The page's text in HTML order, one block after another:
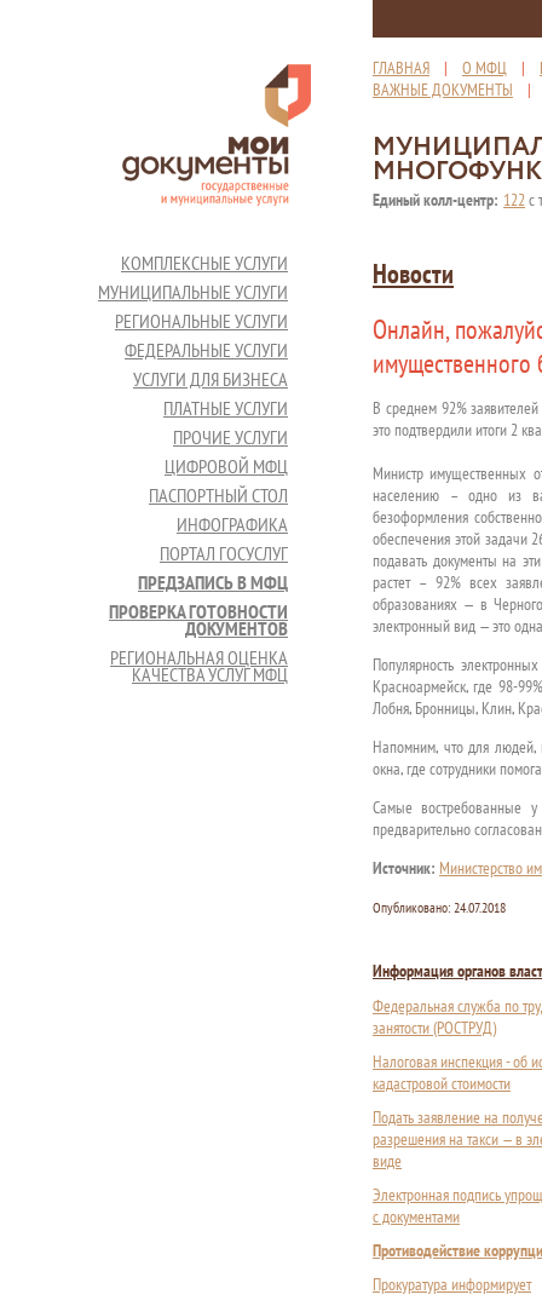
ГЛАВНАЯ | О МФЦ |
ВАЖНЫЕ ДОКУМЕНТЫ
Единый колл-центр: 122с
КОМПЛЕКСНЫЕ УСЛУГИ
МУНИЦИПАЛЬНЫЕ УСЛУГИ
РЕГИОНАЛЬНЫЕ УСЛУГИ
ФЕДЕРАЛЬНЫЕ УСЛУГИ
УСЛУГИ ДЛЯ БИЗНЕСА
ПЛАТНЫЕ УСЛУГИ
ПРОЧИЕ УСЛУГИ
ЦИФРОВОЙ МФЦ
ПАСПОРТНЫЙ СТОЛ
ИНФОГРАФИКА
ПОРТАЛ ГОСУСЛУГ
ПРЕДЗАПИСЬ В МФЦ
ПРОВЕРКА ГОТОВНОСТИ
ДОКУМЕНТОВ
РЕГИОНАЛЬНАЯ ОЦЕНКА
КАЧЕСТВА УСЛУГ МФЦ
Новости
Онлайн,
В среднем 92%
это подтвердили итоги 2
Министр имущественных
населению – одно из
безоформления
обеспечения этой задачи
подавать документы на
растет – 92% всех
образованиях — в
электронный вид — это
Популярность
Красноармейск, где 98-
Лобня, Бронницы, Клин,
Напомним, что для людей,
окна, где сотрудники
Самые востребованные у
предварительно
Источник: Министерство
Опубликовано: 24.07.2018
Информация органов
Федеральная служба по
занятости (РОСТРУД)
Налоговая инспекция - об
кадастровой стоимости
Подать заявление на
разрешения на такси — в
виде
Электронная подпись
с документами
Противодействие
Прокуратура информирует